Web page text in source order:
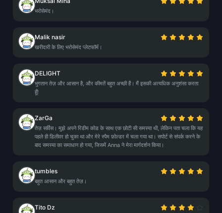
भरोसेमंद।
Malik nasir
खरीदारी के लिए भरोसेमंद प्लेटफॉर्म।
DELIGHT
भुगतान तेज़ और आसान है, और कीमतें बहुत अच्छी हैं। मैं इसकी अत्यधिक अनुशंसा करता
हूँ!
ZarGa
तेज़ सर्विस। मुझे अपने रिडीम कोड के साथ एक छोटी सी समस्या थी, लेकिन पता चला कि यह
पहले ही डिलीवर हो चुका था और मेरे स्पैम फ़ोल्डर में चला गया था। सपोर्ट से संपर्क करने के
बाद समस्या का समाधान हो गया, जिसमें Anna ने मेरा मार्गदर्शन किया।
tumbles
बहुत आसान और बहुत तेज़।
Tito Dz